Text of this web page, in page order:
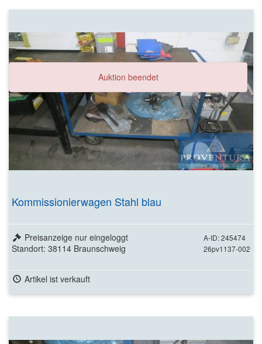
Auktion beendet
Kommissionierwagen Stahl blau
A-ID: 245474
26pv1137-002
Preisanzeige nur eingeloggt
Standort: 38114 Braunschweig
Artikel ist verkauft